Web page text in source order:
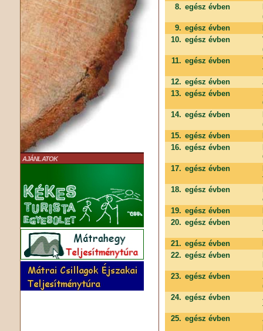
AJÁNLATOK
8. egész évben
9. egész évben
10. egész évben
11. egész évben
12. egész évben
13. egész évben
14. egész évben
15. egész évben
16. egész évben
17. egész évben
18. egész évben
19. egész évben
20. egész évben
21. egész évben
22. egész évben
23. egész évben
24. egész évben
25. egész évben